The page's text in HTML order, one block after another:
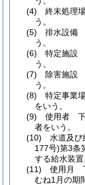
(4)
終末処理
う。
(5)
排水設備
う。
(6)
特定施設
う。
(7)
除害施設
う。
(8)
特定事業
をいう。
(9)
使用者 下
者をいう。
(10)
水道及
177号)第3条
する給水装置
(11)
使用月
むね1月の期